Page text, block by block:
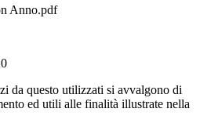
Anno.pdf
da questo utilizzati si avvalgono di
ed utili alle finalità illustrate nella